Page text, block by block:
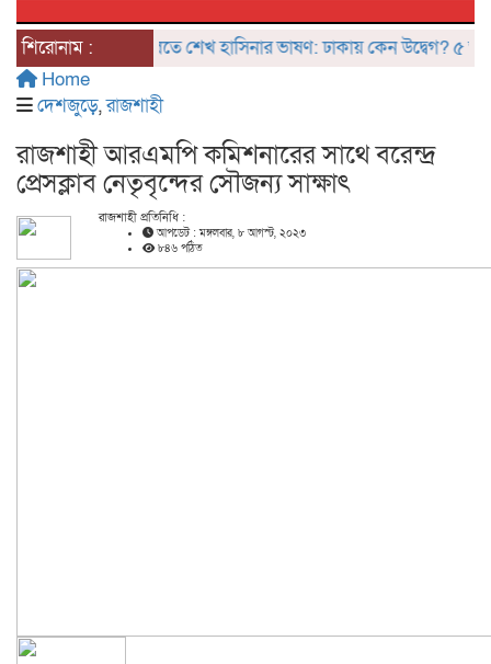
শিরোনাম :দিল্লিতে শেখ হাসিনার ভাষণ: ঢাকায় কেন উদ্বেগ? ৫
Home
দেশজুড়ে,রাজশাহী
রাজশাহী আরএমপি কমিশনারের সাথে বরেন্দ্র
প্রেসক্লাব নেতৃবৃন্দের সৌজন্য সাক্ষাৎ
রাজশাহী প্রতিনিধি :
আপডেট : মঙ্গলবার, ৮ আগস্ট, ২০২৩
৮৪৬ পঠিত